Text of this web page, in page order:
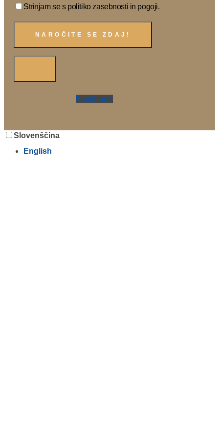
Strinjam se s politiko zasebnosti in pogoji.
Facebook
Slovenščina
English